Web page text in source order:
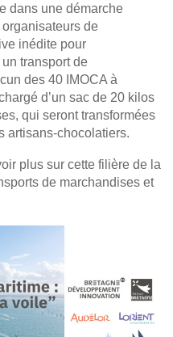
dans une démarche
de
inédite pour
transport de
des 40 IMOCA à
d’un sac de 20 kilos
qui seront transformées
artisans-chocolatiers.
plus sur cette filière de la
de marchandises et